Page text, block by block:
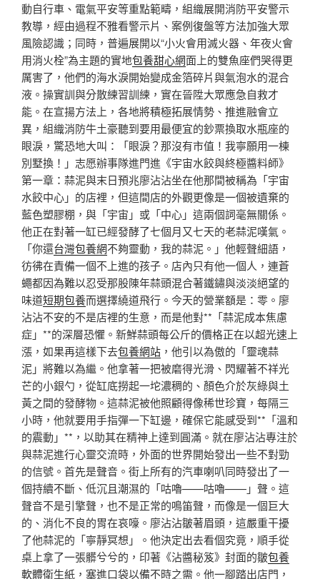
動自行車、電氣平安等重點範疇，組織展開消防平安警示
教導，經由過程不雅看警示片、案例復盤等方法加強大眾
風險認識；同時，普遍展開以“小火會用滅火器、年夜火會
用消火栓”為主題的實地包養甜心網面上的雙魚座們哭得更
厲害了，他們的海水淚開始變成金箔碎片與氣泡水的混合
液。操實訓與分散練習訓練，實在晉陞大眾應急自救才
能。在宣揚方法上，各地將積極拓展情勢、推進融會立
異，組織消防牛土豪聽到要用最便宜的鈔票換取水瓶座的
眼淚，驚恐地大叫：「眼淚？那沒有市值！我寧願用一棟
別墅換！」志愿辦事隊進門進《宇宙水餃與終極醬料師》
第一章：蒜泥與末日預兆廖沾沾坐在他那間被稱為「宇宙
水餃中心」的店裡，但這間店的外觀更像是一個被遺棄的
藍色塑膠棚，與「宇宙」或「中心」這兩個詞毫無關係。
他正在對著一缸已經發酵了七個月又七天的老蒜泥嘆氣。
「你還台灣包養網不夠靈動，我的蒜泥。」他輕聲細語，
彷彿在責備一個不上進的孩子。店內只有他一個人，連蒼
蠅都因為難以忍受那股陳年蒜頭混合著鐵鏽與淡淡絕望的
味道短期包養而選擇繞道飛行。今天的營業額是：零。廖
沾沾不安的不是店裡的生意，而是他對**「蒜泥成本焦慮
症」**的深層恐懼。新鮮蒜頭每公斤的價格正在以超光速上
漲，如果再這樣下去包養網站 ，他引以為傲的「靈魂蒜
泥」將難以為繼。他拿著一把被磨得光滑、閃耀著不祥光
芒的小銀勺，從缸底撈起一坨濃稠的、顏色介於灰綠與土
黃之間的發酵物。這蒜泥被他照顧得像稀世珍寶，每隔三
小時，他就要用手指彈一下缸邊，確保它能感受到**「溫和
的震動」**，以助其在精神上達到圓滿。就在廖沾沾專注於
與蒜泥進行心靈交流時，外面的世界開始發出一些不對勁
的信號。首先是聲音。街上所有的汽車喇叭同時發出了一
個持續不斷、低沉且潮濕的「咕嚕——咕嚕——」聲。這
聲音不是引擎聲，也不是正常的鳴笛聲，而像是一個巨大
的、消化不良的胃在哀嚎。廖沾沾皺著眉頭，這嚴重干擾
了他蒜泥的「寧靜冥想」。他決定出去看個究竟，順手從
桌上拿了一張髒兮兮的，印著《沾醬秘笈》封面的皺包養
軟體衛生紙，塞進口袋以備不時之需。他一腳踏出店門，